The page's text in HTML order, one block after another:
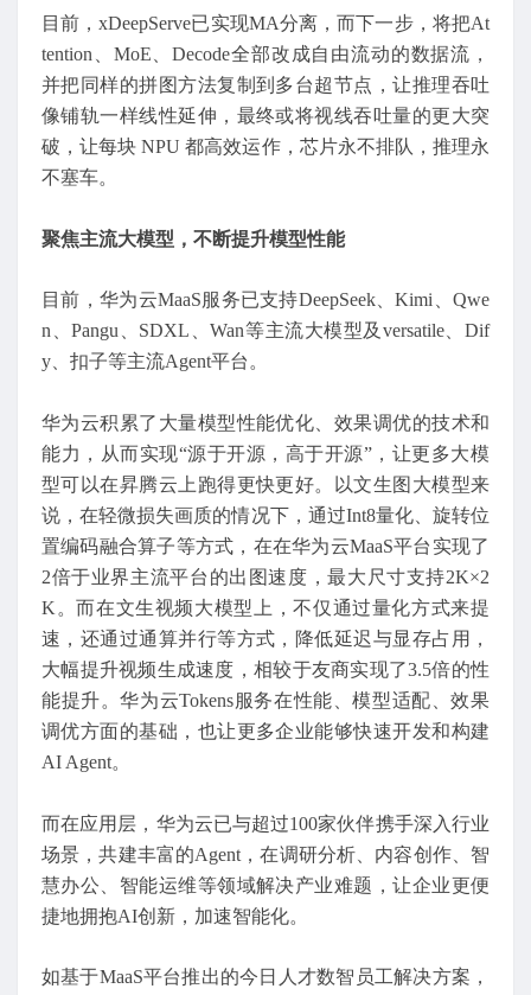
目前，xDeepServe已实现MA分离，而下一步，将把At
tention、MoE、Decode全部改成自由流动的数据流，
并把同样的拼图方法复制到多台超节点，让推理吞吐
像铺轨一样线性延伸，最终或将视线吞吐量的更大突
破，让每块 NPU 都高效运作，芯片永不排队，推理永
不塞车。
聚焦主流大模型，不断提升模型性能
目前，华为云MaaS服务已支持DeepSeek、Kimi、Qwe
n、Pangu、SDXL、Wan等主流大模型及versatile、Dif
y、扣子等主流Agent平台。
华为云积累了大量模型性能优化、效果调优的技术和
能力，从而实现“源于开源，高于开源”，让更多大模
型可以在昇腾云上跑得更快更好。以文生图大模型来
说，在轻微损失画质的情况下，通过Int8量化、旋转位
置编码融合算子等方式，在在华为云MaaS平台实现了
2倍于业界主流平台的出图速度，最大尺寸支持2K×2
K。而在文生视频大模型上，不仅通过量化方式来提
速，还通过通算并行等方式，降低延迟与显存占用，
大幅提升视频生成速度，相较于友商实现了3.5倍的性
能提升。华为云Tokens服务在性能、模型适配、效果
调优方面的基础，也让更多企业能够快速开发和构建
AI Agent。
而在应用层，华为云已与超过100家伙伴携手深入行业
场景，共建丰富的Agent，在调研分析、内容创作、智
慧办公、智能运维等领域解决产业难题，让企业更便
捷地拥抱AI创新，加速智能化。
如基于MaaS平台推出的今日人才数智员工解决方案，